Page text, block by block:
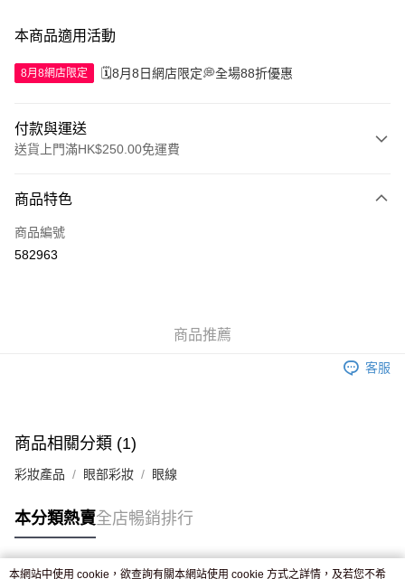
本商品適用活動
8月8網店限定 🗓️8月8日網店限定💭全場88折優惠
付款與運送
送貨上門滿HK$250.00免運費
信用卡
Apple Pay
付款後門市自取，訂單確認後2-4個工作天到店，7天內取。逾期後
商品特色
商品編號
582963
商品推薦
客服
商品相關分類 (1)
彩妝產品 眼部彩妝 眼線
本分類熱賣全店暢銷排行
本網站中使用 cookie，欲查詢有關本網站使用 cookie 方式之詳情，及若您不希